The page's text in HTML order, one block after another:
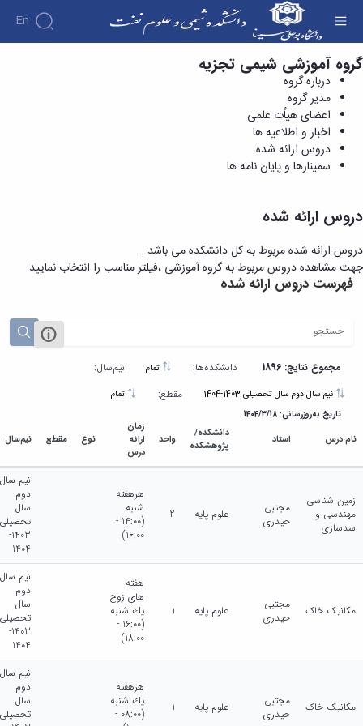
En
دروس ارائه شده - دانشکده شیمی و علوم نفت
گروه آموزشی شیمی تجزیه
درباره گروه
مدیر گروه
اعضای هیاُت علمی
اخبار و اطلاعیه ها
دروس ارائه شده
سمینارها و پایان نامه ها
دروس ارائه شده
دروس ارائه شده مربوط به کل دانشکده می باشد .
جهت مشاهده دروس مربوط به گروه آموزشی ،فیلتر مناسب را انتخاب نمایید.
فهرست دروس ارائه شده
مجموع نتایج: 1896 دانشکده‌ها: نیم‌سال:
مقطع: تمام
تاریخ به‌روزرسانی: 1404/3/18
نام درس استاد
دانشکده/
پژوهشکده
واحد
زمان
ارائه
درس
نوع مقطع نیم‌سال
زمین شناسی
مهندسی و
سدسازی
مجتبی
حیدری
علوم پایه 2
هرهفته
شنبه
(14:00 -
16:00)
نیم سال
دوم
سال
تحصیلی
1403-
1404
مکانیک خاک
مجتبی
حیدری
علوم پایه 1
هفته
هاي زوج
يك شنبه
(16:00 -
18:00)
نیم سال
دوم
سال
تحصیلی
1403-
1404
مکانیک خاک
مجتبی
حیدری
علوم پایه 1
هرهفته
يك شنبه
(08:00 -
نیم سال
دوم
سال
تحصیلی